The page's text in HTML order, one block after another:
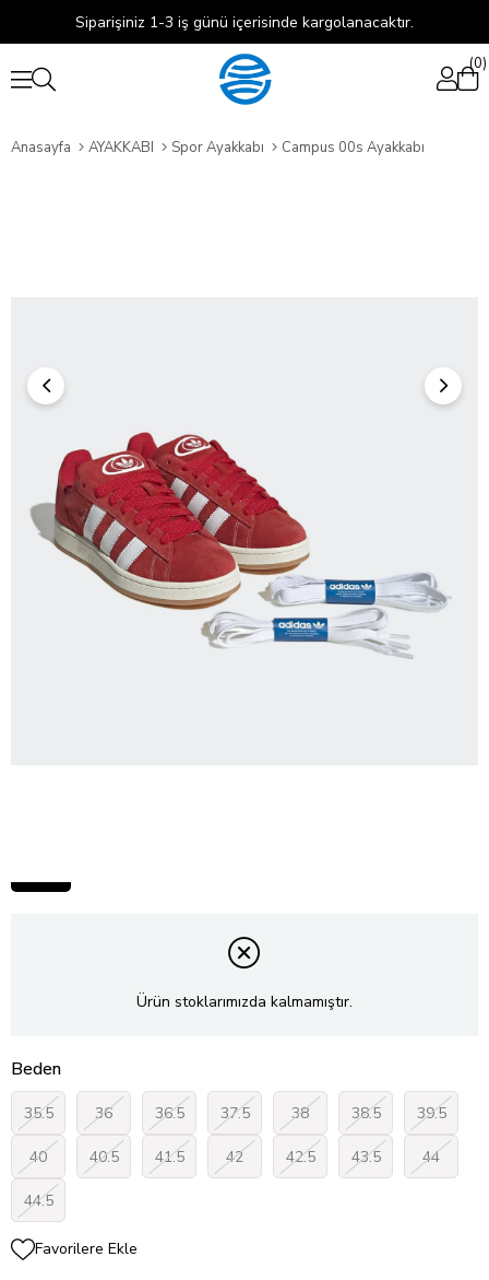
Siparişiniz 1-3 iş günü içerisinde kargolanacaktır.
0
Anasayfa AYAKKABI Spor Ayakkabı Campus 00s Ayakkabı
Ürün stoklarımızda kalmamıştır.
Beden
35.5 36 36.5 37.5 38 38.5 39.5
40 40.5 41.5 42 42.5 43.5 44
44.5
Favorilere Ekle